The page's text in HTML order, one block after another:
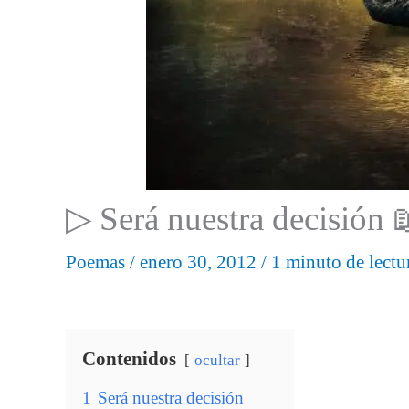
▷ Será nuestra decisión
Poemas / enero 30, 2012 / 1 minuto de
Contenidos ocultar
1 Será nuestra decisión